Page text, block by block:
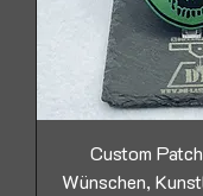
Custom
Wünschen,